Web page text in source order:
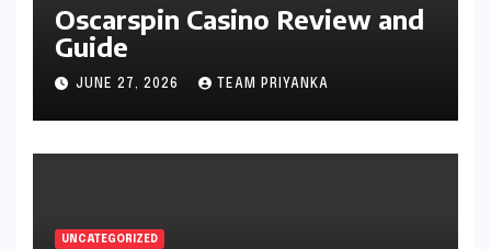
Oscarspin Casino Review and
Guide
JUNE 27, 2026 TEAM PRIYANKA
UNCATEGORIZED